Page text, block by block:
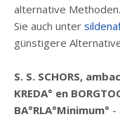
alternative
Sie auch unter
günstigere
S. S. SCHORS,
KREDA° en
BA°RLA°Minimum° -